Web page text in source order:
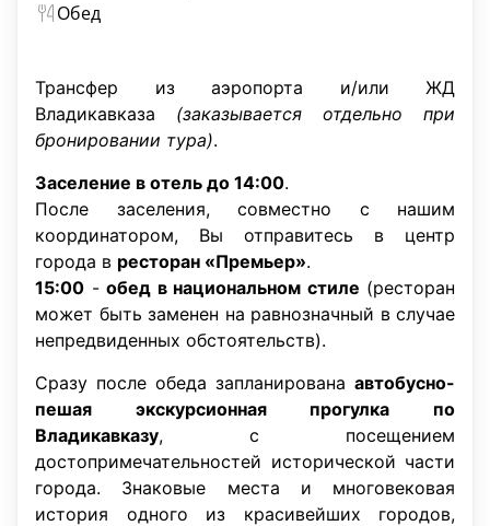
Обед
Трансфер из аэропорта и/или ЖД
Владикавказа (заказывается отдельно при
бронировании тура).
Заселение в отель до 14:00.
После заселения, совместно с нашим
координатором, Вы отправитесь в центр
города в ресторан «Премьер».
15:00 - обед в национальном стиле (ресторан
может быть заменен на равнозначный в случае
непредвиденных обстоятельств).
Сразу после обеда запланирована автобусно-
пешая экскурсионная прогулка по
Владикавказу, с посещением
достопримечательностей исторической части
города. Знаковые места и многовековая
история одного из красивейших городов,